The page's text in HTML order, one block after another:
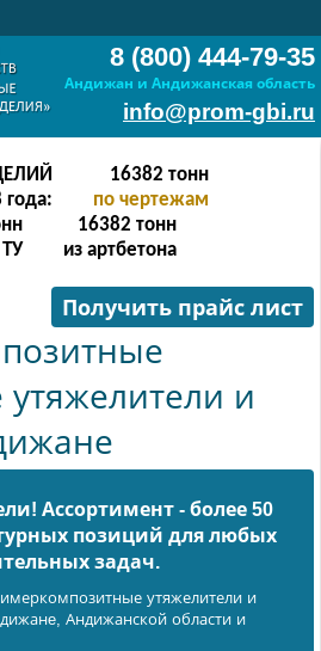
8 (800) 444-79-35
Андижан и Андижанская область
info@prom-gbi.ru
года:
32766 тонн
по чертежам
32766 тонн
из артбетона
Получить прайс лист
утяжелители и
Ассортимент - более 50
позиций для любых
задач.
утяжелители и
Андижанской области и